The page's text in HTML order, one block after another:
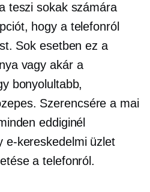
teszi sokak számára
hogy a telefonról
Sok esetben ez a
vagy akár a
bonyolultabb,
Szerencsére a mai
eddiginél
e-kereskedelmi üzlet
a telefonról.